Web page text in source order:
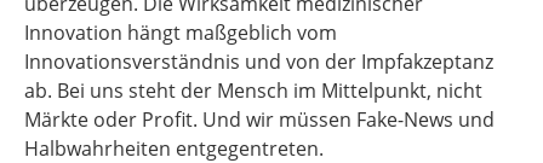
Innovation hängt maßgeblich vom
Innovationsverständnis und von der Impfakzeptanz
ab. Bei uns steht der Mensch im Mittelpunkt, nicht
Märkte oder Profit. Und wir müssen Fake-News und
Halbwahrheiten entgegentreten.